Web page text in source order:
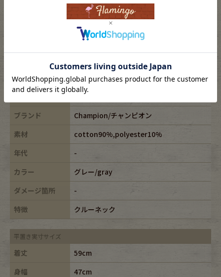
※USEDですので使用感などございますが、まだまだご愛用していただけます。
古着という事をご理解の上ご注文よろしくお願いします。
※全体に色あせがございます。
ブランド
Champion/チャンピオン
素材
cotton90%,polyester10%
年代
-
カラー
グレー/gray
ダメージ箇所
-
特徴
クルーネック
平置き実寸サイズ
着丈
59cm
身幅
47cm